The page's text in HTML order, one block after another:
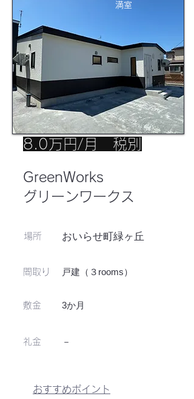
満室
8.0万円/月 税別
GreenWorks
グリーンワークス
場所 おいらせ町緑ヶ丘
​間取り 戸建（３rooms）
敷金
​礼金
3か月
－
おすすめポイント